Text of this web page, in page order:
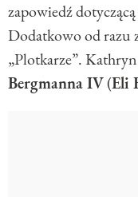
zapowiedź
Dodatkowo od razu
„Plotkarze”.
Bergmanna IV(Eli